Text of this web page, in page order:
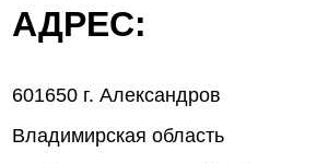
АДРЕС:
601650 г. Александров
Владимирская область